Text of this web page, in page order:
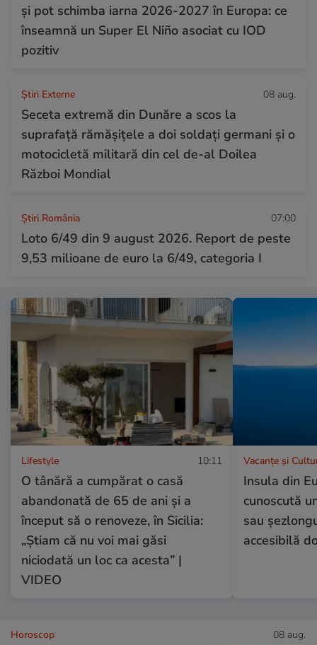
și pot schimba iarna 2026-2027 în Europa: ce
înseamnă un Super El Niño asociat cu IOD
pozitiv
Știri Externe 08 aug.
Seceta extremă din Dunăre a scos la
suprafață rămășițele a doi soldați germani și o
motocicletă militară din cel de-al Doilea
Război Mondial
Știri România 07:00
Loto 6/49 din 9 august 2026. Report de peste
9,53 milioane de euro la 6/49, categoria I
Lifestyle 10:11
O tânără a cumpărat o casă
abandonată de 65 de ani și a
început să o renoveze, în Sicilia:
„Știam că nu voi mai găsi
niciodată un loc ca acesta” |
VIDEO
Vacanțe și
Insula din
cunoscută
sau
accesibilă
Horoscop 08 aug.